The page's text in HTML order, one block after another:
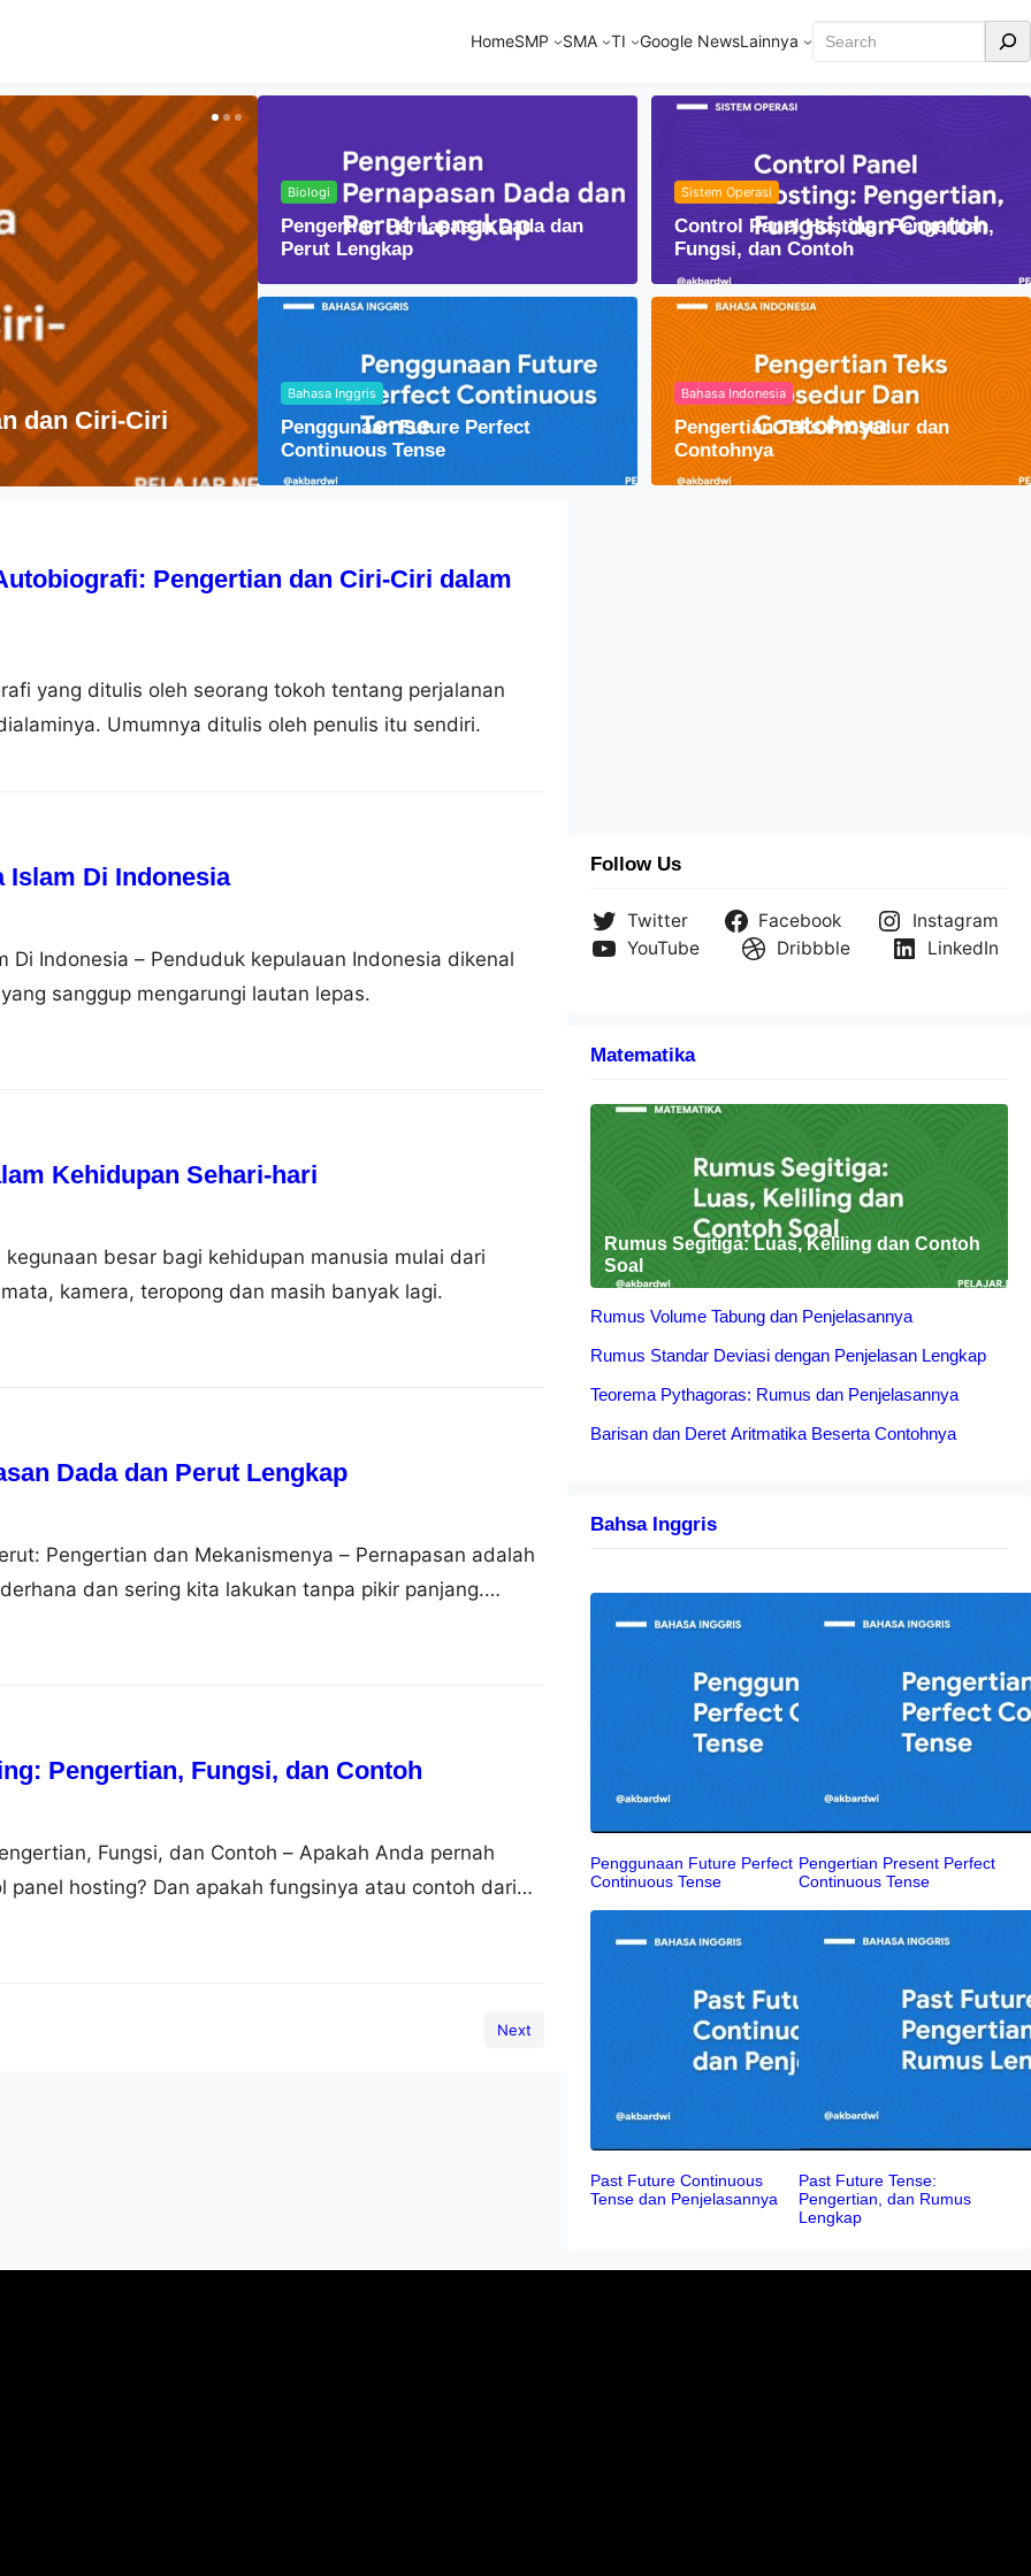
HomeSMP SMA TI Google NewsLainnya Cari
Lensa Cembung dalam Kehidupan Sehari-hari
Biologi
Pengertian Pernapasan Dada dan
Perut Lengkap
Sistem Operasi
Control Panel Hosting: Pengertian,
Fungsi, dan Contoh
Bahasa Inggris
Penggunaan Future Perfect
Continuous Tense
Bahasa Indonesia
Pengertian Teks Prosedur dan
Contohnya
Pengertian dan Ciri-Ciri dalam
yang ditulis oleh seorang tokoh tentang perjalanan
Umumnya ditulis oleh penulis itu sendiri.
Islam Di Indonesia
Di Indonesia – Penduduk kepulauan Indonesia dikenal
sanggup mengarungi lautan lepas.
Kehidupan Sehari-hari
besar bagi kehidupan manusia mulai dari
kamera, teropong dan masih banyak lagi.
Dada dan Perut Lengkap
Pengertian dan Mekanismenya – Pernapasan adalah
dan sering kita lakukan tanpa pikir panjang.
yaitu pernapasan dada dan pernapasan perut.
Pengertian, Fungsi, dan Contoh
Fungsi, dan Contoh – Apakah Anda pernah
panel hosting? Dan apakah fungsinya atau contoh dari
Jika Anda belum tahu tentang semua itu, jangan
ke artikel yang tepat. Pada artikel ini akan dijelaskan
Next
Follow Us
Twitter Facebook
Instagram
YouTube
Dribbble LinkedIn
Matematika
Rumus Segitiga: Luas, Keliling dan Contoh
Soal
Rumus Volume Tabung dan Penjelasannya
Rumus Standar Deviasi dengan Penjelasan Lengkap
Teorema Pythagoras: Rumus dan Penjelasannya
Barisan dan Deret Aritmatika Beserta Contohnya
Bahsa Inggris
Penggunaan Future Perfect
Continuous Tense
Pengertian Present Perfect
Continuous Tense
Past Future Continuous
Tense dan Penjelasannya
Past Future Tense:
Pengertian, dan Rumus
Lengkap